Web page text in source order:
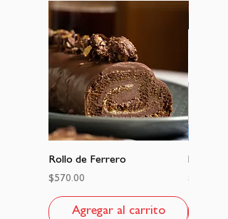
Rollo de Ferrero
Precio
$570.00
Agregar al carrito
Pastel
Precio
$530.00